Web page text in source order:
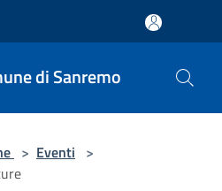
di Sanremo
> Eventi >